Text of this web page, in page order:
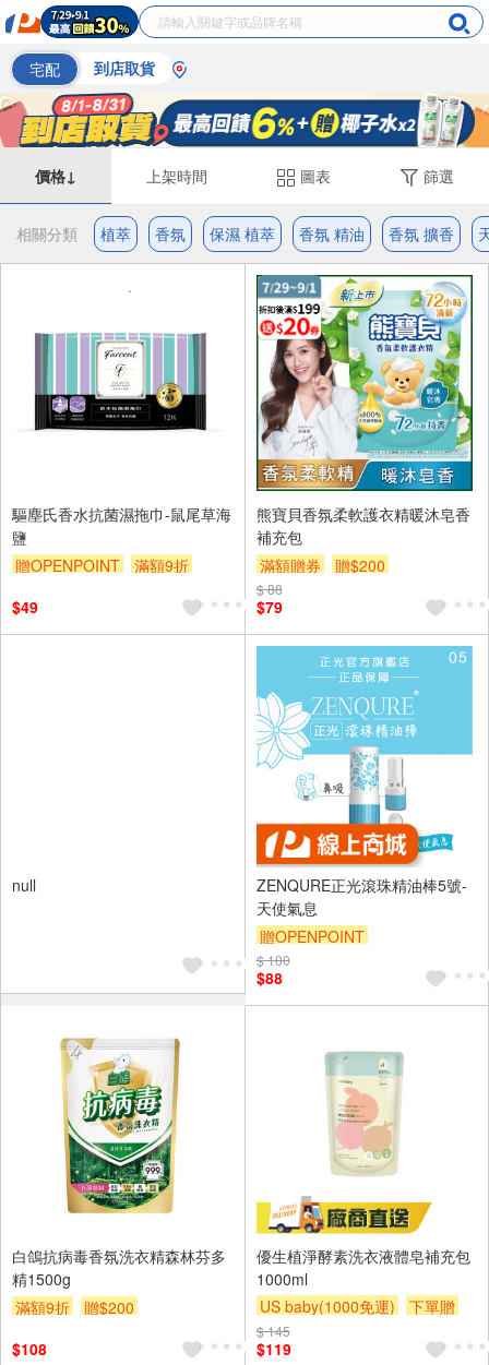
宅配 到店取貨
價格↓ 上架時間 圖表 篩選
相關分類 植萃 香氛 保濕 植萃 香氛 精油 香氛 擴香
驅塵氏香水抗菌濕拖巾-鼠尾草海
鹽
贈OPENPOINT
滿額9折
$49
熊寶貝香氛柔軟護衣精暖沐皂香
補充包
滿額贈券
贈$200
$ 88
$79
null
ZENQURE正光滾珠精油棒5號-
天使氣息
贈OPENPOINT
訂單滿699享9折
$ 100
$88
白鴿抗病毒香氛洗衣精森林芬多
精1500g
滿額9折
贈$200
$108
優生植淨酵素洗衣液體皂補充包
1000ml
US baby(1000免運)
下單贈
滿額贈
$ 145
$119